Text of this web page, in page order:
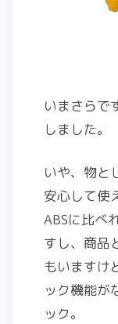
いまさらで
しました。
いや、物と
安心して使
ABSに比べ
すし、商品
もいますけ
ック機能が
ック。